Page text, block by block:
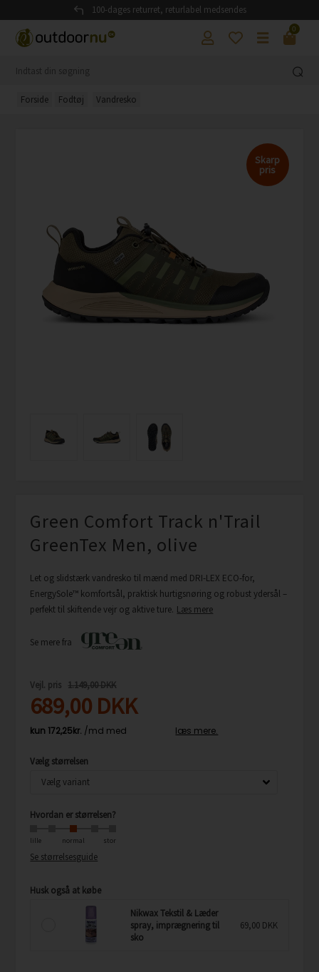
100-dages returret, returlabel medsendes
0
Forside Fodtøj Vandresko
Skarp
pris
Green Comfort Track n'Trail
GreenTex Men, olive
Let og slidstærk vandresko til mænd med DRI-LEX ECO-for,
EnergySole™ komfortsål, praktisk hurtigsnøring og robust ydersål –
perfekt til skiftende vejr og aktive ture. Læs mere
Se mere fra
Vejl. pris 1.149,00 DKK
689,00 DKK
Vælg størrelsen
Hvordan er størrelsen?
lille normal stor
Se størrelsesguide
Husk også at købe
Nikwax Tekstil & Læder
spray, imprægnering til
sko
69,00 DKK